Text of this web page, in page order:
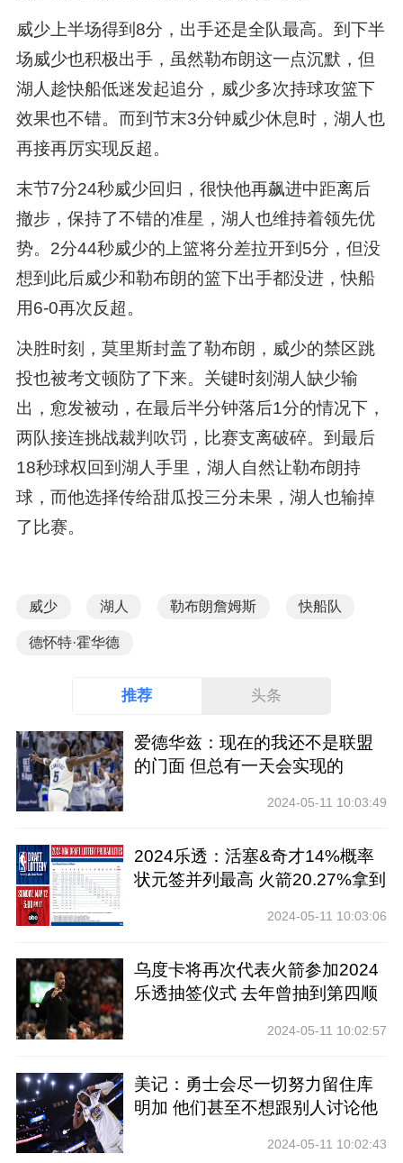
威少上半场得到8分，出手还是全队最高。到下半
场威少也积极出手，虽然勒布朗这一点沉默，但
湖人趁快船低迷发起追分，威少多次持球攻篮下
效果也不错。而到节末3分钟威少休息时，湖人也
再接再厉实现反超。
末节7分24秒威少回归，很快他再飙进中距离后
撤步，保持了不错的准星，湖人也维持着领先优
势。2分44秒威少的上篮将分差拉开到5分，但没
想到此后威少和勒布朗的篮下出手都没进，快船
用6-0再次反超。
决胜时刻，莫里斯封盖了勒布朗，威少的禁区跳
投也被考文顿防了下来。关键时刻湖人缺少输
出，愈发被动，在最后半分钟落后1分的情况下，
两队接连挑战裁判吹罚，比赛支离破碎。到最后
18秒球权回到湖人手里，湖人自然让勒布朗持
球，而他选择传给甜瓜投三分未果，湖人也输掉
了比赛。
威少 湖人 勒布朗詹姆斯 快船队
德怀特·霍华德
推荐 头条
爱德华兹：现在的我还不是联盟
的门面 但总有一天会实现的
2024-05-11 10:03:49
2024乐透：活塞&奇才14%概率
状元签并列最高 火箭20.27%拿到
2024-05-11 10:03:06
乌度卡将再次代表火箭参加2024
乐透抽签仪式 去年曾抽到第四顺
2024-05-11 10:02:57
美记：勇士会尽一切努力留住库
明加 他们甚至不想跟别人讨论他
2024-05-11 10:02:43